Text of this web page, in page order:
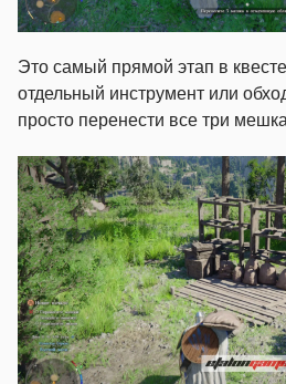
Это самый прямой этап в
отдельный инструмент или
просто перенести все три